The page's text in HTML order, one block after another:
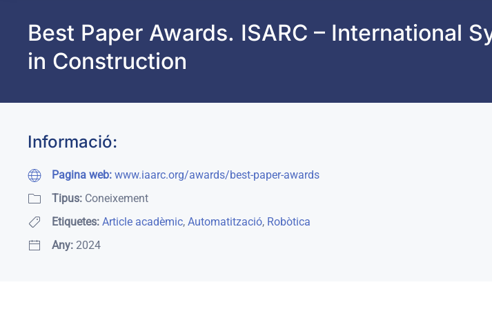
Best Paper Awards. ISARC – International
in Construction
Informació:
Pagina web: www.iaarc.org/awards/best-paper-awards
Tipus: Coneixement
Etiquetes: Article acadèmic, Automatització, Robòtica
Any: 2024